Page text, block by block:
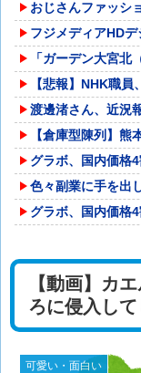
おじさんファッシ
フジメディアHD
「ガーデン大宮
【悲報】NHK職
渡邊渚さん、近況
【倉庫型陳列】熊
グラボ、国内価格
色々副業に手を出
グラボ、国内価格
【動画】カ
ろに侵入して
可愛い・面白い